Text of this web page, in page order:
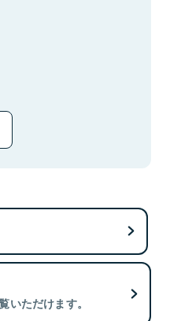
いただけます。